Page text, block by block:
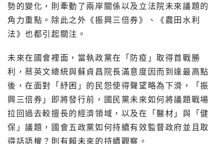
勢的變化，則牽動了兩岸關係以及立法院未來議題的
角力重點。除此之外《振興三倍券》、《農田水利
法》也都引起關注。
未來在國會裡面，當執政黨在「防疫」取得首戰勝
利，蔡英文總統與蘇貞昌院長滿意度因而到達最高點
後，在面對「紓困」的民怨使得聲望略為下滑，「振
興三倍券」即將發行前，國民黨未來如何將議題戰場
拉回過去較擅長的經濟領域，以及在「醫材」與「健
保」議題，國會五政黨如何持續有效監督政府並且取
得話語權？則有賴未來的持續觀察。